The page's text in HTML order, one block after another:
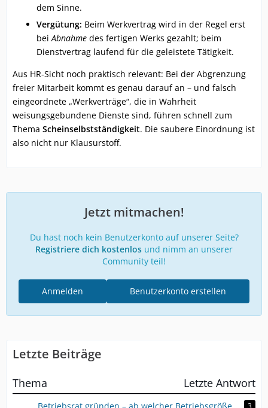
dem Sinne.
Vergütung: Beim Werkvertrag wird in der Regel erst
beiAbnahme des fertigen Werks gezahlt; beim
Dienstvertrag laufend für die geleistete Tätigkeit.
Aus HR-Sicht noch praktisch relevant: Bei der Abgrenzung
freier Mitarbeit kommt es genau darauf an – und falsch
eingeordnete „Werkverträge“, die in Wahrheit
weisungsgebundene Dienste sind, führen schnell zum
Thema Scheinselbstständigkeit. Die saubere Einordnung ist
also nicht nur Klausurstoff.
Jetzt mitmachen!
Du hast noch kein Benutzerkonto auf unserer Seite?
Registriere dich kostenlos und nimm an unserer
Community teil!
Benutzerkonto erstellen
Anmelden
Letzte Beiträge
Thema Letzte Antwort
3